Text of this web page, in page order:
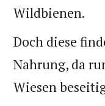
Wildbienen.
Doch diese
Nahrung, da
Wiesen